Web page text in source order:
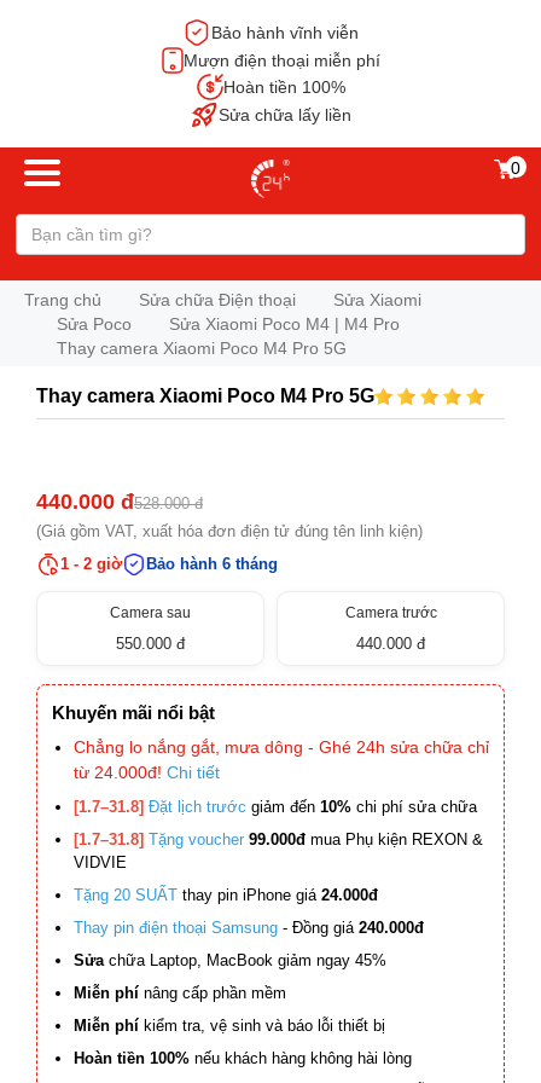
Bảo hành vĩnh viễn
Mượn điện thoại miễn phí
Hoàn tiền 100%
Sửa chữa lấy liền
0
Trang chủ Sửa chữa Điện thoại
Sửa Xiaomi
Sửa Poco
Sửa Xiaomi Poco M4 | M4 Pro
Thay camera Xiaomi Poco M4 Pro 5G
Thay camera Xiaomi Poco M4 Pro 5G
440.000 đ528.000 đ
(Giá gồm VAT, xuất hóa đơn điện tử đúng tên linh kiện)
1 - 2 giờ
Bảo hành 6 tháng
Camera sau
550.000 đ
Camera trước
440.000 đ
Khuyến mãi nổi bật
Chẳng lo nắng gắt, mưa dông - Ghé 24h sửa chữa chỉ
từ 24.000đ! Chi tiết
[1.7–31.8] Đặt lịch trước giảm đến 10% chi phí sửa chữa
[1.7–31.8] Tặng voucher 99.000đ mua Phụ kiện REXON &
VIDVIE
Tặng 20 SUẤT thay pin iPhone giá 24.000đ
Thay pin điện thoại Samsung - Đồng giá 240.000đ
Sửachữa Laptop, MacBook giảm ngay 45%
Miễn phí nâng cấp phần mềm
Miễn phí kiểm tra, vệ sinh và báo lỗi thiết bị
Hoàn tiền 100% nếu khách hàng không hài lòng